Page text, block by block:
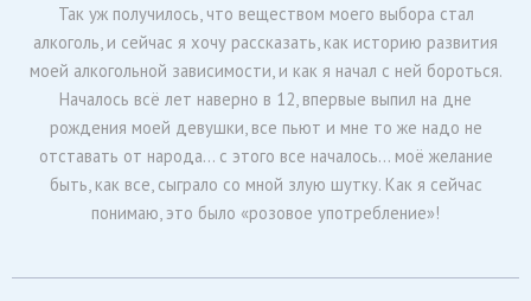
Так уж получилось, что веществом моего выбора стал
алкоголь, и сейчас я хочу рассказать, как историю развития
моей алкогольной зависимости, и как я начал с ней бороться.
Началось всё лет наверно в 12, впервые выпил на дне
рождения моей девушки, все пьют и мне то же надо не
отставать от народа… с этого все началось… моё желание
быть, как все, сыграло со мной злую шутку. Как я сейчас
понимаю, это было «розовое употребление»!